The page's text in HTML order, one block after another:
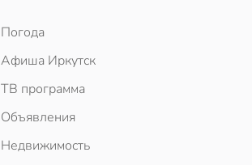
Погода
Афиша Иркутск
ТВ программа
Объявления
Недвижимость